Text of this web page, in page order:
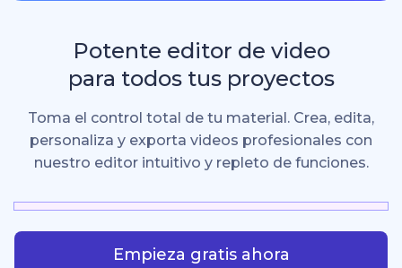
Potente editor de video
para todos tus proyectos
Toma el control total de tu material. Crea, edita,
personaliza y exporta videos profesionales con
nuestro editor intuitivo y repleto de funciones.
Empieza gratis ahora